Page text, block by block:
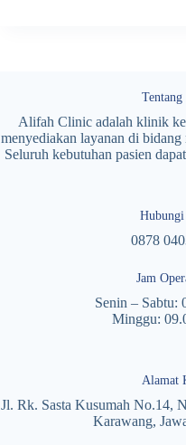
Alifah Clinic adalah klinik
menyediakan layanan di
Seluruh kebutuhan pasien
0878
Jam
Senin – Sabtu:
Minggu:
Alamat
Jl. Rk. Sasta Kusumah No.14,
Karawang,